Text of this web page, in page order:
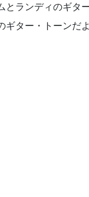
とランディのギタ
ター・トーンだよ